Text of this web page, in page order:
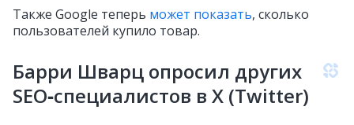
Также Google теперь может показать, сколько
пользователей купило товар.
Барри Шварц опросил других
SEO‑специалистов в X (Twitter)